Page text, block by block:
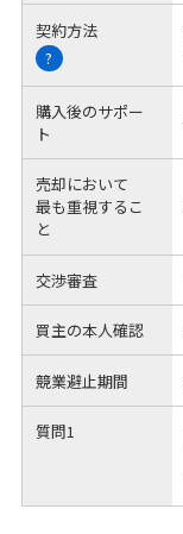
契約方法
?
購入後のサポー
ト
売却において
最も重視するこ
と
交渉審査
買主の本人確認
競業避止期間
質問1